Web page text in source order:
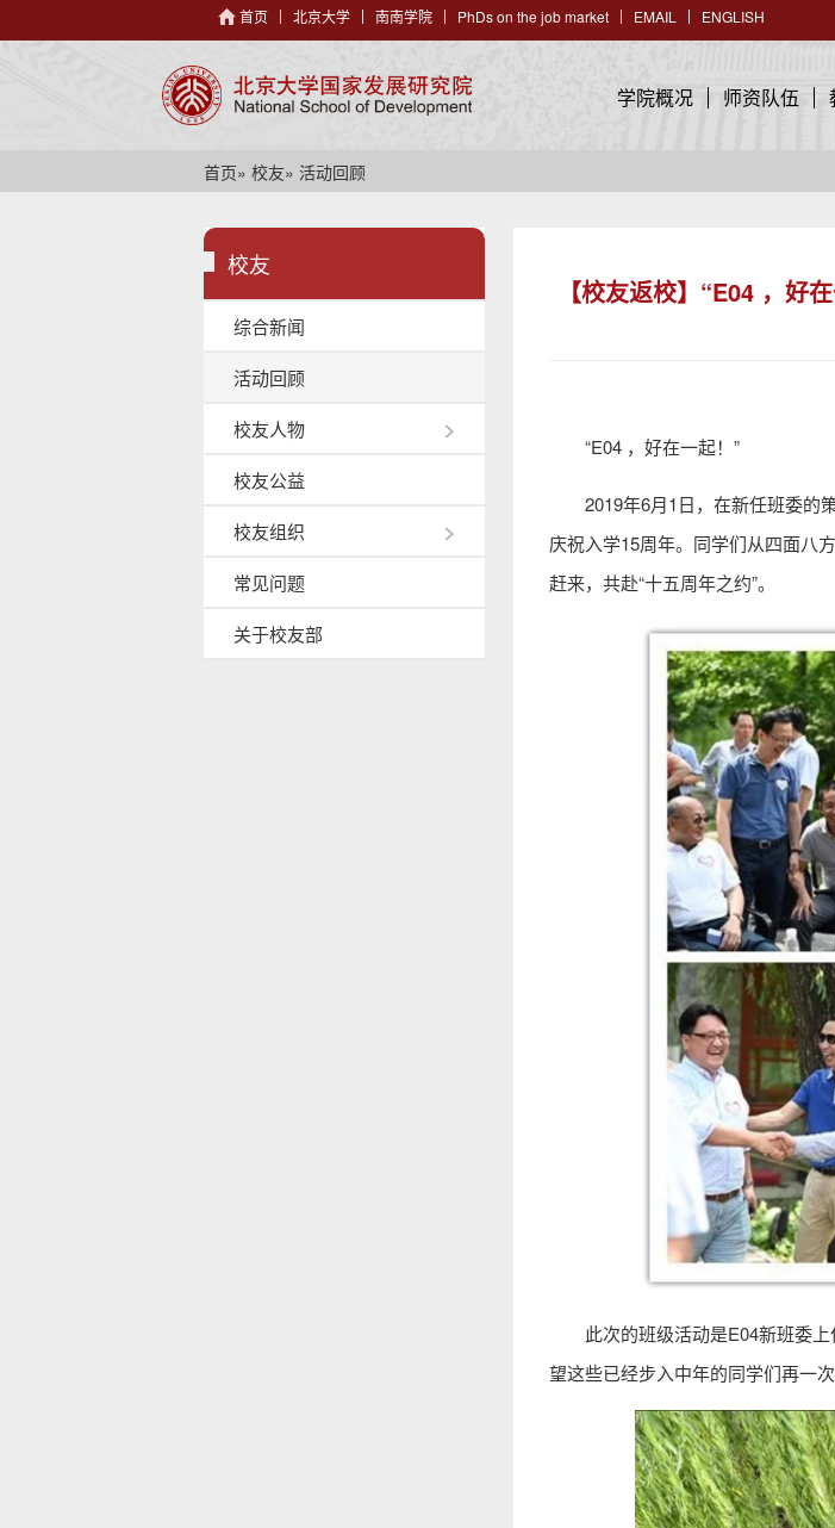
首页 北京大学 南南学院 PhDs on the job market EMAIL ENGLISH
学院概况 师资队伍
首页» 校友» 活动回顾
校友
综合新闻
活动回顾
校友人物
校友公益
校友组织
常见问题
关于校友部
【校友返校】“E04 ，
“E04 ，好在一起！”
2019年6月1日，在新任班委的策
庆祝入学15周年。同学们从四面八
赶来，共赴“十五周年之约”。
此次的班级活动是E04新班委上
望这些已经步入中年的同学们再一